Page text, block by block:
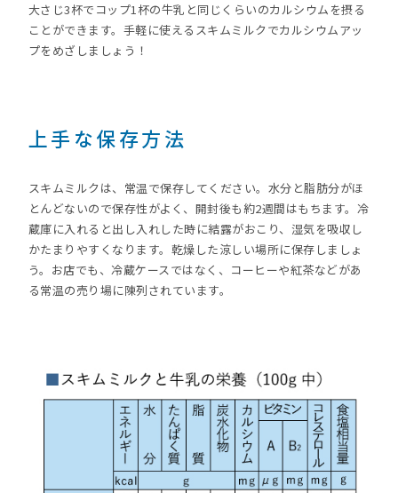
大さじ3杯でコップ1杯の牛乳と同じくらいのカルシウムを摂る
ことができます。手軽に使えるスキムミルクでカルシウムアッ
プをめざしましょう！
上手な保存方法
スキムミルクは、常温で保存してください。水分と脂肪分がほ
とんどないので保存性がよく、開封後も約2週間はもちます。冷
蔵庫に入れると出し入れした時に結露がおこり、湿気を吸収し
かたまりやすくなります。乾燥した涼しい場所に保存しましょ
う。お店でも、冷蔵ケースではなく、コーヒーや紅茶などがあ
る常温の売り場に陳列されています。